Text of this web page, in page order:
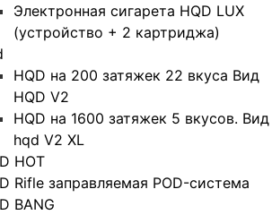
Электронная сигарета HQD LUX
(устройство + 2 картриджа)
HQD на 200 затяжек 22 вкуса Вид
HQD V2
HQD на 1600 затяжек 5 вкусов. Вид
hqd V2 XL
HOT
Rifle заправляемая POD-система
BANG